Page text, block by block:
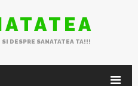
DESPRE SANATATEA TA!!!